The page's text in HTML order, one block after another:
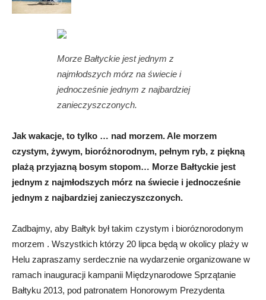
Morze Bałtyckie jest jednym z
najmłodszych mórz na świecie i
jednocześnie jednym z najbardziej
zanieczyszczonych.
Jak wakacje, to tylko … nad morzem. Ale morzem
czystym, żywym, bioróżnorodnym, pełnym ryb, z piękną
plażą przyjazną bosym stopom… Morze Bałtyckie jest
jednym z najmłodszych mórz na świecie i jednocześnie
jednym z najbardziej zanieczyszczonych.
Zadbajmy, aby Bałtyk był takim czystym i bioróznorodonym
morzem . Wszystkich którzy 20 lipca będą w okolicy plaży w
Helu zapraszamy serdecznie na wydarzenie organizowane w
ramach inauguracji kampanii Międzynarodowe Sprzątanie
Bałtyku 2013, pod patronatem Honorowym Prezydenta